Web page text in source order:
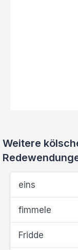
Weitere
eins
fimmele
Fridde